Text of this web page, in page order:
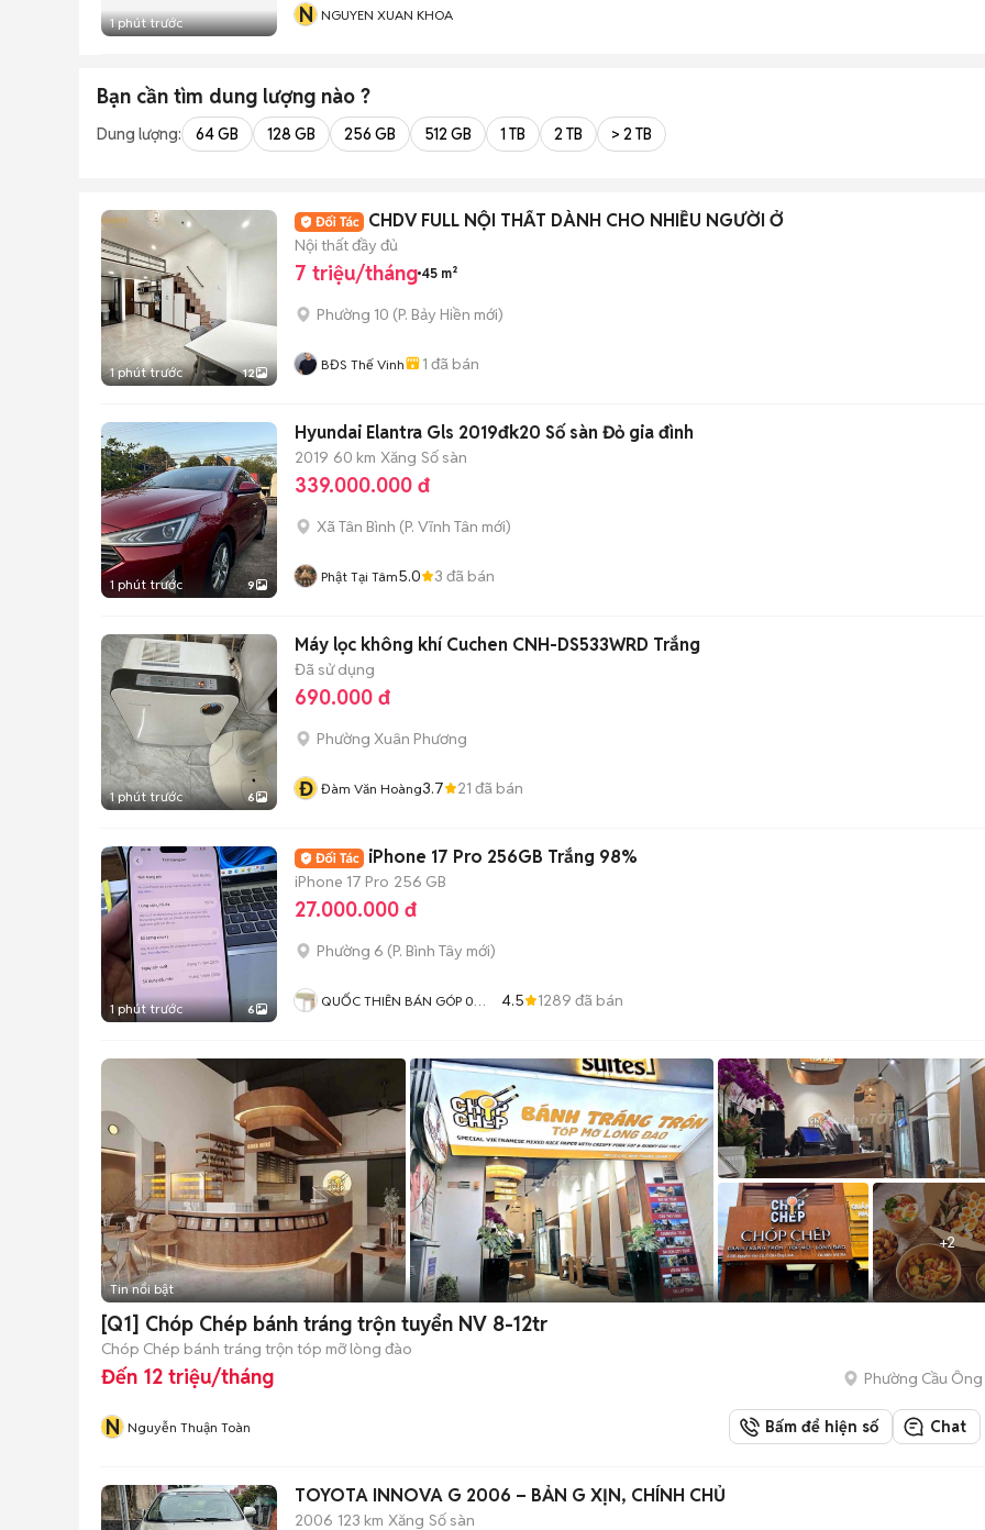
1 phút trước N NGUYEN XUAN KHOA
Bạn cần tìm dung lượng nào ?
Dung lượng: 64 GB 128 GB 256 GB 512 GB 1 TB 2 TB > 2 TB
1 phút trước 12
CHDV FULL NỘI THẤT DÀNH CHO NHIỀU NGƯỜI Ở
Nội thất đầy đủ
7 triệu/tháng 45 m²
Phường 10 (P. Bảy Hiền mới)
BĐS Thế Vinh 1 đã bán
1 phút trước 9
Hyundai Elantra Gls 2019đk20 Số sàn Đỏ gia đình
2019 60 km Xăng Số sàn
339.000.000 đ
Xã Tân Bình (P. Vĩnh Tân mới)
Phật Tại Tâm5.0 3 đã bán
1 phút trước 6
Máy lọc không khí Cuchen CNH-DS533WRD Trắng
Đã sử dụng
690.000 đ
Phường Xuân Phương
Đ Đàm Văn Hoàng3.7 21 đã bán
1 phút trước 6
iPhone 17 Pro 256GB Trắng 98%
iPhone 17 Pro 256 GB
27.000.000 đ
Phường 6 (P. Bình Tây mới)
QUỐC THIÊN BÁN GÓP 0
4.5 1289 đã bán
+2
Tin nổi bật
[Q1] Chóp Chép bánh tráng trộn tuyển NV 8-12tr
Chóp Chép bánh tráng trộn tóp mỡ lòng đào
Đến 12 triệu/tháng Phường Cầu
N Nguyễn Thuận Toàn Bấm để hiện số Chat
TOYOTA INNOVA G 2006 – BẢN G XỊN, CHÍNH CHỦ
2006 123 km Xăng Số sàn